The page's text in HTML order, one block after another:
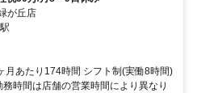
が丘店
月あたり174時間 シフト制(実働8時間)
時間は店舗の営業時間により異なり